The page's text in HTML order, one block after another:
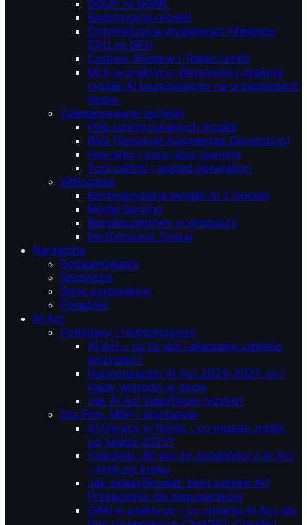
GGUF vs GGML
Kwantyzacja modeli
Optymalizacja wydajności inference:
CPU vs GPU
Context Window i Token Limits
MLX w praktyce: Wdrażanie i obsługa
modeli AI bezpośrednio na urządzeniach
Apple.
Zaawansowane techniki
Fine-tuning lokalnych modeli
RAG (Retrieval‑Augmented Generation)
Few-shot i zero-shot learning
Tool calling i guided generation
Wdrożenia
Konteneryzacja modeli AI z Docker
Model Serving
Bezpieczeństwo w produkcji
Performance Tuning
Narzędzia
Podsumowanie
Narzędzia
Serie poradników
Poradniki
AI Act
Podstawy i Harmonogram
AI Act – co to jest i dlaczego zmienia
wszystko?
Harmonogram AI Act 2025–2027: co i
kiedy wchodzi w życie
Jak AI Act klasyfikuje ryzyko?
Dla Firm, MŚP i Startupów
AI literacy w firmie – co musisz zrobić
od lutego 2025?
Checklist: 90 dni do zgodności z AI Act
– krok po kroku
Jak sklasyfikować swój system AI?
Przewodnik dla nieprawników
GPAI w praktyce – co zmienia AI Act dla